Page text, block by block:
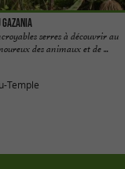
serres à découvrir au
des animaux et de ...
Temple